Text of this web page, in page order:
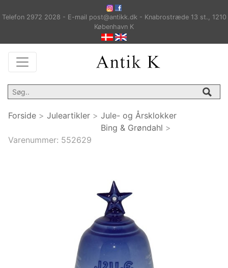
Telefon 2972 2028 - E-mail post@antikk.dk - Knabrostræde 13 st., 1210
København K
Forside > Juleartikler > Jule- og Årsklokker
Bing & Grøndahl >
Varenummer: 552629